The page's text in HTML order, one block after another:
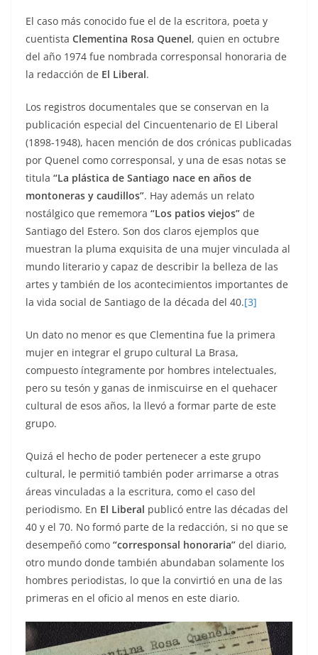
El caso más conocido fue el de la escritora, poeta y
cuentista Clementina Rosa Quenel, quien en octubre
del año 1974 fue nombrada corresponsal honoraria de
la redacción de El Liberal.
Los registros documentales que se conservan en la
publicación especial del Cincuentenario de El Liberal
(1898-1948), hacen mención de dos crónicas publicadas
por Quenel como corresponsal, y una de esas notas se
titula “La plástica de Santiago nace en años de
montoneras y caudillos”. Hay además un relato
nostálgico que rememora “Los patios viejos” de
Santiago del Estero. Son dos claros ejemplos que
muestran la pluma exquisita de una mujer vinculada al
mundo literario y capaz de describir la belleza de las
artes y también de los acontecimientos importantes de
la vida social de Santiago de la década del 40.[3]
Un dato no menor es que Clementina fue la primera
mujer en integrar el grupo cultural La Brasa,
compuesto íntegramente por hombres intelectuales,
pero su tesón y ganas de inmiscuirse en el quehacer
cultural de esos años, la llevó a formar parte de este
grupo.
Quizá el hecho de poder pertenecer a este grupo
cultural, le permitió también poder arrimarse a otras
áreas vinculadas a la escritura, como el caso del
periodismo. En El Liberal publicó entre las décadas del
40 y el 70. No formó parte de la redacción, si no que se
desempeñó como “corresponsal honoraria” del diario,
otro mundo donde también abundaban solamente los
hombres periodistas, lo que la convirtió en una de las
primeras en el oficio al menos en este diario.